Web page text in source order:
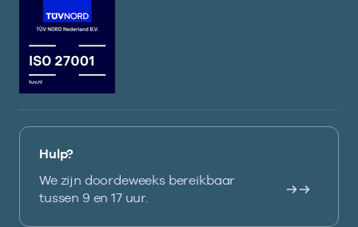
Hulp?
We zijn doordeweeks bereikbaar
tussen 9 en 17 uur.